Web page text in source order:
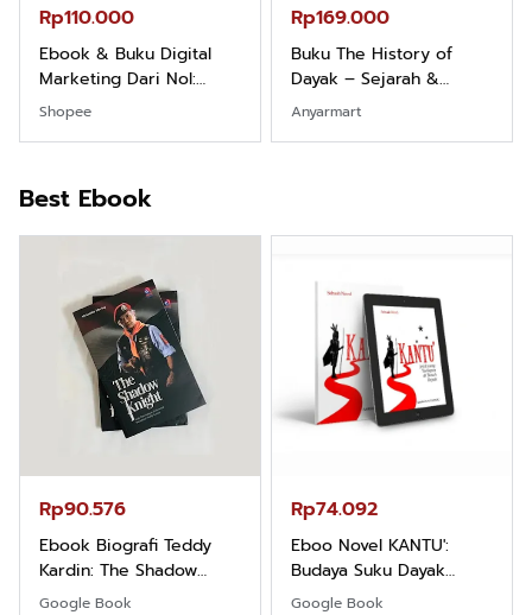
Rp110.000
Ebook & Buku Digital
Marketing Dari Nol:
Fondasi & Mindset untuk
Pemula
Shopee
Rp169.000
Buku The History of
Dayak – Sejarah &
Identitas Borneo Asli
Anyarmart
Best Ebook
Rp90.576
Ebook Biografi Teddy
Kardin: The Shadow
Khight |
Google Book
Rp74.092
Eboo Novel KANTU':
Budaya Suku Dayak
Borneo
Google Book